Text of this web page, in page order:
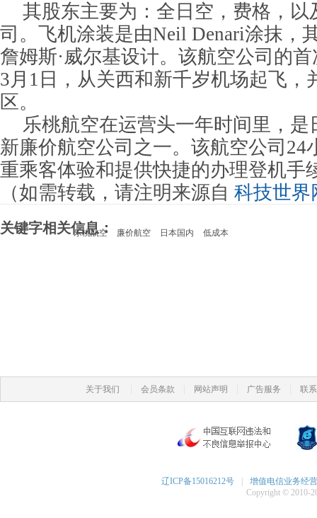
其股东主要为：全日空，费格，以
司。飞机涂装是由Neil Denari涂抹，
詹姆斯·威尔基设计。该航空公司的
3月1日，从关西和新千岁机场起飞，
区。
乐桃航空在运营头一年时间里，是
新廉价航空公司之一。该航空公司24
重乘客体验和提供快捷的办理登机手
（如需转载，请注明来源自 科技世界
关键字相关信息：
乐桃航空 廉价航空 日本国内 低成本
关于我们 会员条款 网站声明 广告服务 联
辽ICP备15016212号
增值电信业务经
Copyright © 2010-